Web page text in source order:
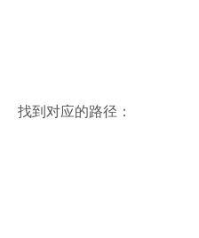
找到对应的路径：